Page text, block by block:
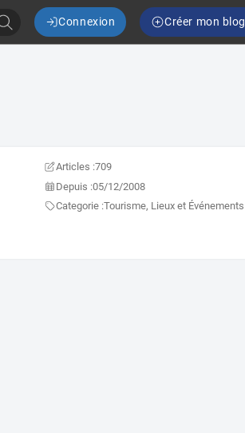
Connexion Créer mon blog
Articles :709
Depuis :05/12/2008
Categorie :Tourisme, Lieux et Événements